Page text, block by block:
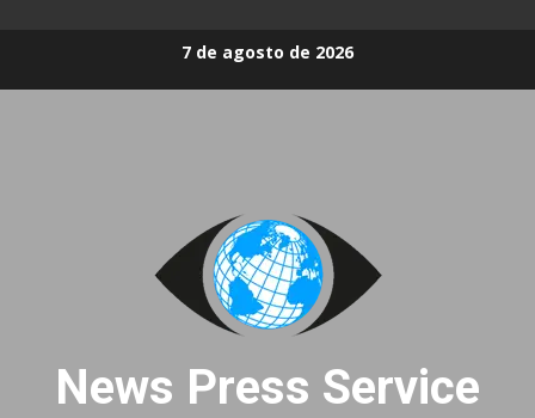
7 de agosto de 2026
News Press Service